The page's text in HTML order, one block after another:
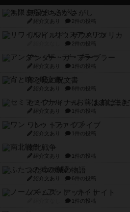
無限まちがいさがし
紹介文あり 2件の投稿
リワイルド：サウスアメリカ
2件の投稿
アンダー・ザ・テーブラー
紹介文あり 1件の投稿
宵と暁の呪文書
紹介文あり 8件の投稿
セミファイナル ～お前はまだ
紹介文あり 1件の投稿
ワン・トゥ・ファイブ
紹介文あり 1件の投稿
南北戦争
紹介文あり 1件の投稿
ふたつの城の物語
紹介文あり 6件の投稿
ノームズ・アット・ナイト
1件の投稿